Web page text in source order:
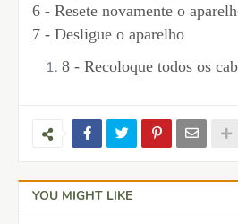
6 - Resete novamente o
7 - Desligue o aparelho
8 - Recoloque todos os
YOU MIGHT LIKE